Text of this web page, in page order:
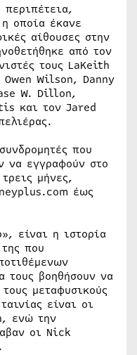
περιπέτεια,
οποία έκανε
αίθουσες στην
από τον
τους LaKeith
Wilson, Danny
W. Dillon,
και τον Jared
που
να εγγραφούν στο
μήνες,
έως
είναι η ιστορία
που
τους βοηθήσουν να
μεταφυσικούς
είναι οι
ενώ την
οι Nick